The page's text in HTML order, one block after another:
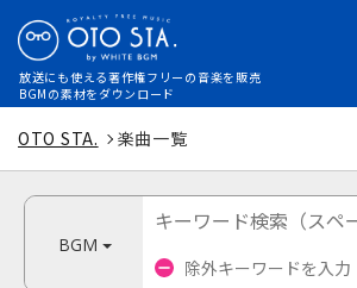
放送にも使える著作権フリーの音楽を販売
BGMの素材をダウンロード
OTO STA. 楽曲一覧
BGM